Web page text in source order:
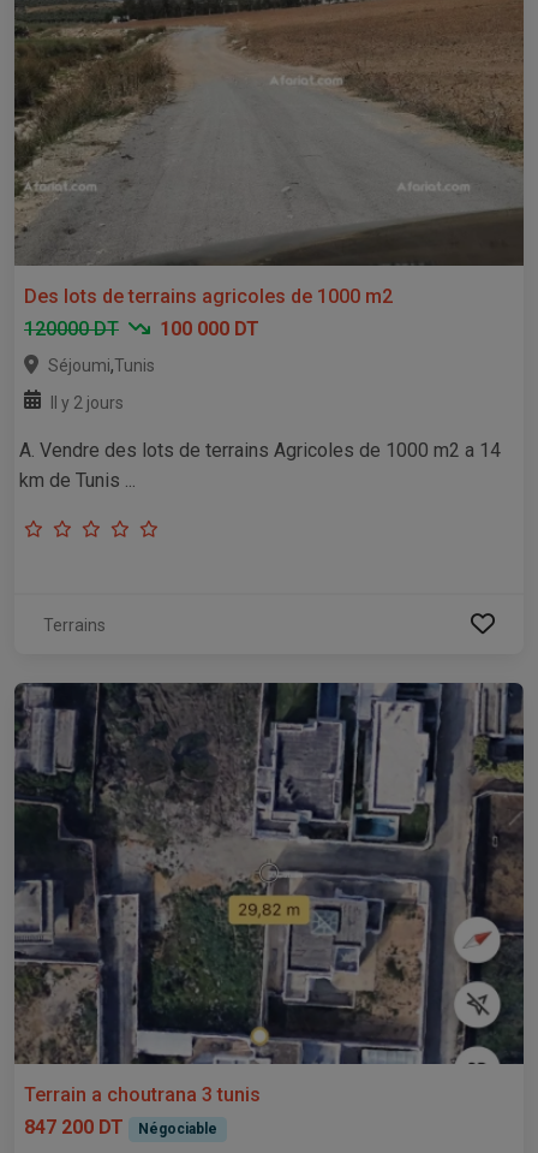
Des lots de terrains agricoles de 1000 m2
120000 DT
100 000 DT
Séjoumi,Tunis
Il y 2 jours
A. Vendre des lots de terrains Agricoles de 1000 m2 a 14
km de Tunis ...
Terrains
Terrain a choutrana 3 tunis
847 200 DT
Négociable